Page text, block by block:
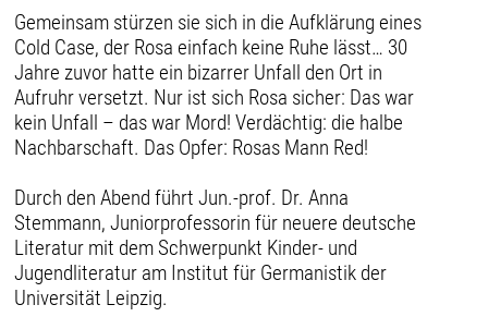
Gemeinsam stürzen sie sich in die Aufklärung eines
Cold Case, der Rosa einfach keine Ruhe lässt… 30
Jahre zuvor hatte ein bizarrer Unfall den Ort in
Aufruhr versetzt. Nur ist sich Rosa sicher: Das war
kein Unfall – das war Mord! Verdächtig: die halbe
Nachbarschaft. Das Opfer: Rosas Mann Red!
Durch den Abend führt Jun.-prof. Dr. Anna
Stemmann, Juniorprofessorin für neuere deutsche
Literatur mit dem Schwerpunkt Kinder- und
Jugendliteratur am Institut für Germanistik der
Universität Leipzig.